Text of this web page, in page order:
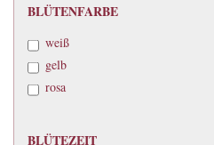
BLÜTENFARBE
BLÜTENFARBE
weiß
gelb
rosa
BLÜTEZEIT
BLÜTEZEIT